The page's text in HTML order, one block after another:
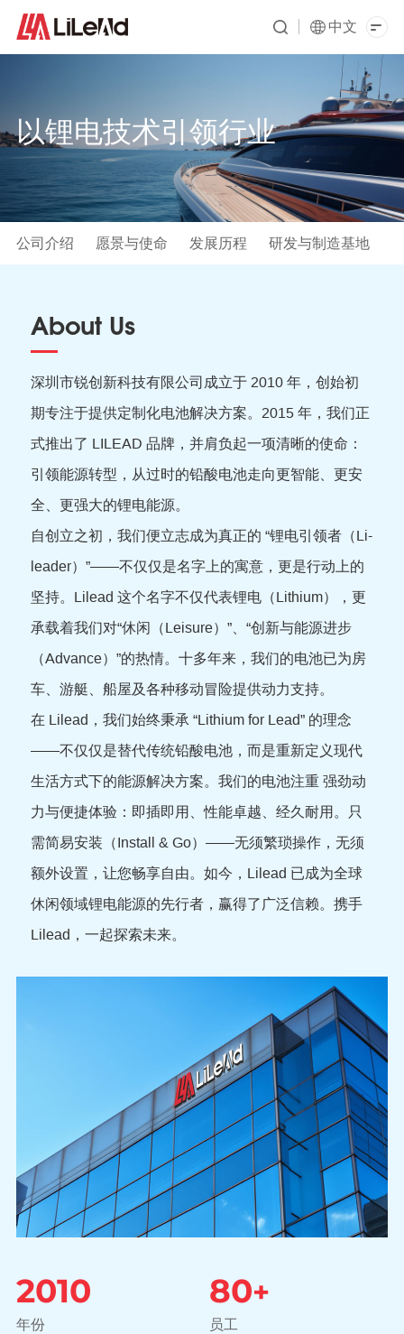
中文
以锂电技术引领行业
公司介绍 愿景与使命 发展历程 研发与制造基地
About Us
深圳市锐创新科技有限公司成立于 2010 年，创始初
期专注于提供定制化电池解决方案。2015 年，我们正
式推出了 LILEAD 品牌，并肩负起一项清晰的使命：
引领能源转型，从过时的铅酸电池走向更智能、更安
全、更强大的锂电能源。
自创立之初，我们便立志成为真正的 “锂电引领者（Li-
leader）”——不仅仅是名字上的寓意，更是行动上的
坚持。Lilead 这个名字不仅代表锂电（Lithium），更
承载着我们对“休闲（Leisure）”、“创新与能源进步
（Advance）”的热情。十多年来，我们的电池已为房
车、游艇、船屋及各种移动冒险提供动力支持。
在 Lilead，我们始终秉承 “Lithium for Lead” 的理念
——不仅仅是替代传统铅酸电池，而是重新定义现代
生活方式下的能源解决方案。我们的电池注重 强劲动
力与便捷体验：即插即用、性能卓越、经久耐用。只
需简易安装（Install & Go）——无须繁琐操作，无须
额外设置，让您畅享自由。如今，Lilead 已成为全球
休闲领域锂电能源的先行者，赢得了广泛信赖。携手
Lilead，一起探索未来。
2010
年份
80+
员工